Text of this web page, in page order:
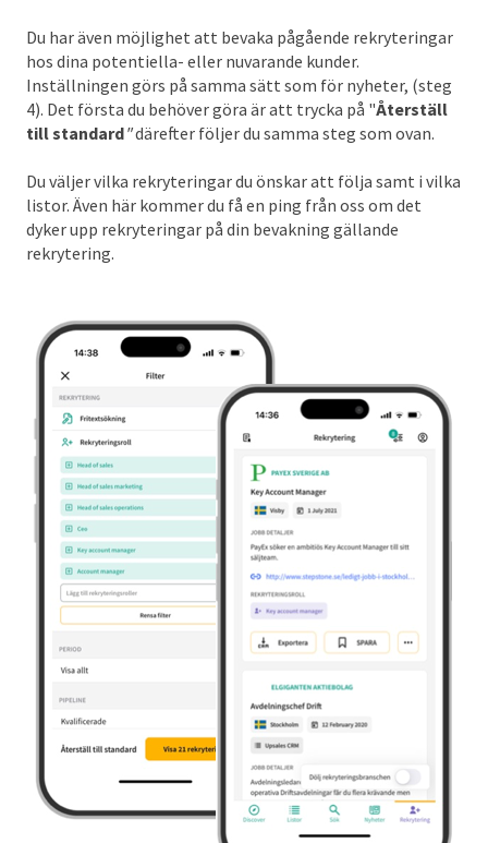
Du har även möjlighet att bevaka pågående rekryteringar
hos dina potentiella- eller nuvarande kunder.
Inställningen görs på samma sätt som för nyheter, (steg
4). Det första du behöver göra är att trycka på "Återställ
till standard"därefter följer du samma steg som ovan.
Du väljer vilka rekryteringar du önskar att följa samt i vilka
listor. Även här kommer du få en ping från oss om det
dyker upp rekryteringar på din bevakning gällande
rekrytering.